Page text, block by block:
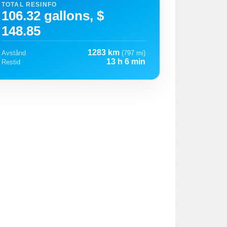
TOTAL RESINFO
106.32 gallons, $
148.85
Avstånd 1283 km (797 mi)
Restid
13 h 6 min